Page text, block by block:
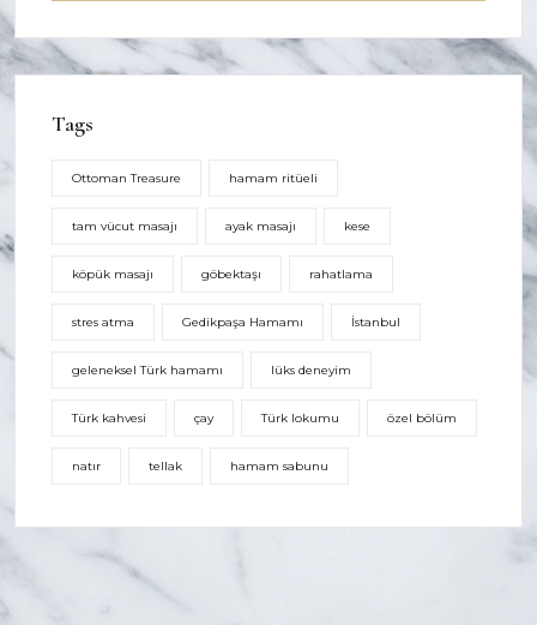
Tags
Ottoman Treasure hamam ritüeli
tam vücut masajı ayak masajı kese
köpük masajı göbektaşı rahatlama
stres atma Gedikpaşa Hamamı İstanbul
geleneksel Türk hamamı lüks deneyim
Türk kahvesi çay Türk lokumu özel bölüm
natır tellak hamam sabunu